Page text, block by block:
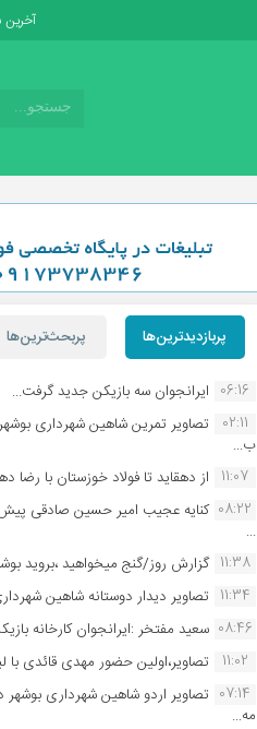
آخرین
پربازدیدترین‌ها پربحث‌ترین‌ها
06:16 ایرانجوان سه بازیکن جدید گرفت...
02:11
تصاویر تمرین شاهین شهردارى
ب...
11:07 از دهقاید تا فولاد خوزستان با رضا
08:22 کنایه عجیب امیر حسین صادقی پیش
...
11:38 گزارش روز/گنج میخواهید ،بروید
11:34 تصاویر دیدار دوستانه شاهین
08:46 سعید مفتخر :ایرانجوان کارخانه
11:02
تصاویر،اولین حضور مهدی قائدی با
07:14 تصاویر اردو شاهین شهرداری
مه...